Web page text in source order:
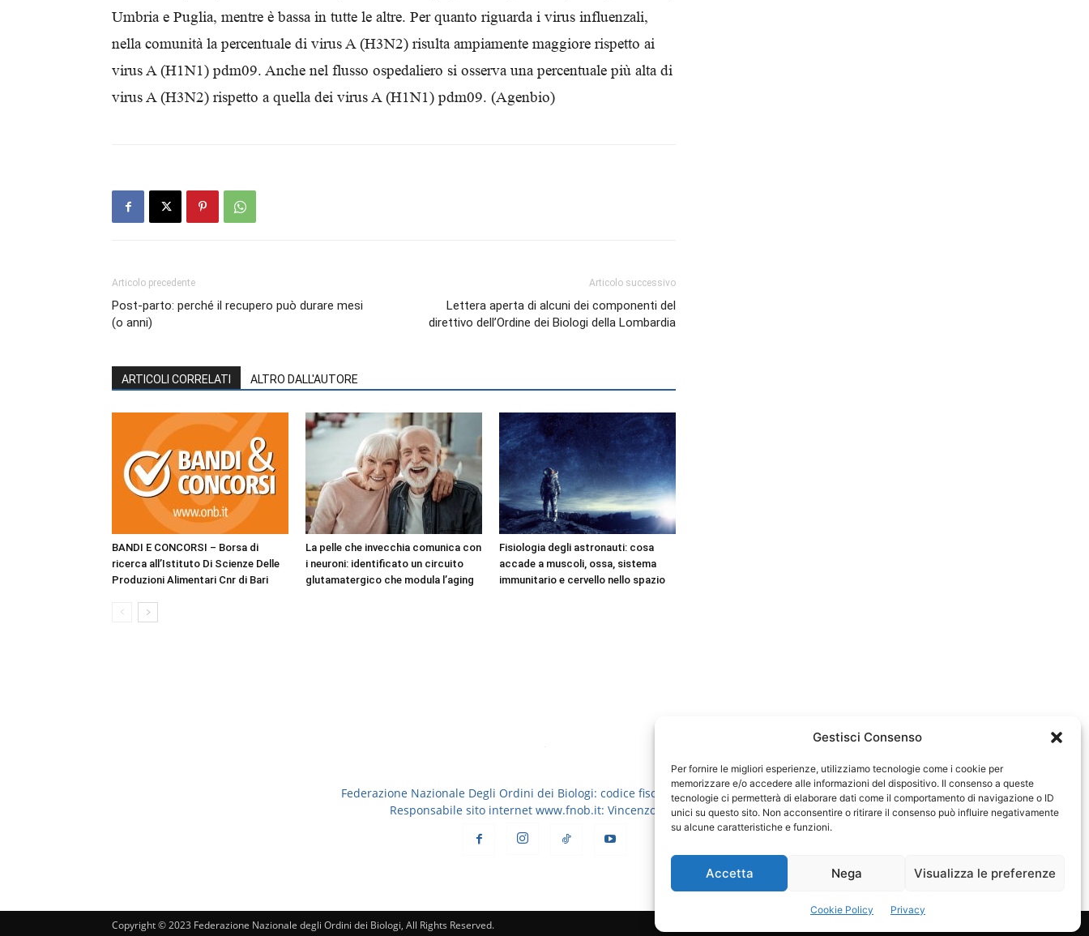
Gestisci Consenso
Per fornire le migliori esperienze, utilizziamo tecnologie come i cookie per
memorizzare e/o accedere alle informazioni del dispositivo. Il consenso a queste
tecnologie ci permetterà di elaborare dati come il comportamento di navigazione o ID
unici su questo sito. Non acconsentire o ritirare il consenso può influire negativamente
su alcune caratteristiche e funzioni.
Accetta Nega Visualizza le preferenze
Cookie Policy Privacy
Umbria e Puglia, mentre è bassa in tutte le altre. Per quanto riguarda i virus influenzali,
nella comunità la percentuale di virus A (H3N2) risulta ampiamente maggiore rispetto ai
virus A (H1N1) pdm09. Anche nel flusso ospedaliero si osserva una percentuale più alta di
virus A (H3N2) rispetto a quella dei virus A (H1N1) pdm09. (Agenbio)
Articolo precedente
Post-parto: perché il recupero può durare mesi
(o anni)
Articolo successivo
Lettera aperta di alcuni dei componenti del
direttivo dell’Ordine dei Biologi della Lombardia
ARTICOLI CORRELATI ALTRO DALL'AUTORE
BANDI E CONCORSI – Borsa di
ricerca all’Istituto Di Scienze Delle
Produzioni Alimentari Cnr di Bari
La pelle che invecchia comunica con
i neuroni: identificato un circuito
glutamatergico che modula l’aging
Fisiologia degli astronauti: cosa
accade a muscoli, ossa, sistema
immunitario e cervello nello spazio
Federazione Nazionale Degli Ordini dei Biologi: codice fiscale 80069130583
Responsabile sito internet www.fnob.it: Vincenzo D'Anna
Copyright © 2023 Federazione Nazionale degli Ordini dei Biologi, All Rights Reserved.